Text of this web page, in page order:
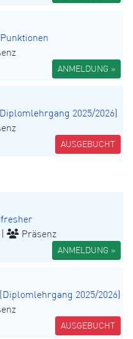
ANMELDUNG »
2025/2026)
AUSGEBUCHT
Präsenz
ANMELDUNG »
2025/2026)
AUSGEBUCHT